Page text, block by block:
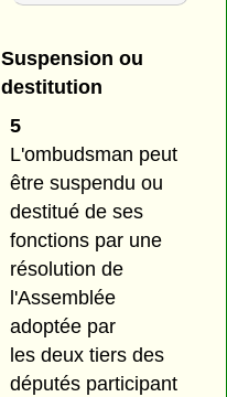
Suspension ou
destitution
5
L'ombudsman peut
être suspendu ou
destitué de ses
fonctions par une
résolution de
l'Assemblée
adoptée par
les deux tiers des
députés participant